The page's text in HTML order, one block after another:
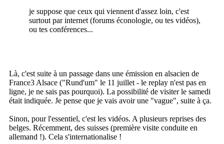
je suppose que ceux qui viennent d'assez loin, c'est
surtout par internet (forums éconologie, ou tes vidéos),
ou tes conférences...
Là, c'est suite à un passage dans une émission en alsacien de
France3 Alsace ("Rund'um" le 11 juillet - le replay n'est pas en
ligne, je ne sais pas pourquoi). La possibilité de visiter le samedi
était indiquée. Je pense que je vais avoir une "vague", suite à ça.
Sinon, pour l'essentiel, c'est les vidéos. A plusieurs reprises des
belges. Récemment, des suisses (première visite conduite en
allemand !). Cela s'internationalise !